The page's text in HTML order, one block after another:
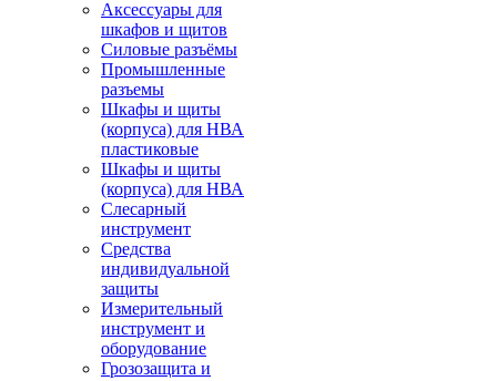
Аксессуары для
шкафов и щитов
Силовые разъёмы
Промышленные
разъемы
Шкафы и щиты
(корпуса) для НВА
пластиковые
Шкафы и щиты
(корпуса) для НВА
Слесарный
инструмент
Средства
индивидуальной
защиты
Измерительный
инструмент и
оборудование
Грозозащита и